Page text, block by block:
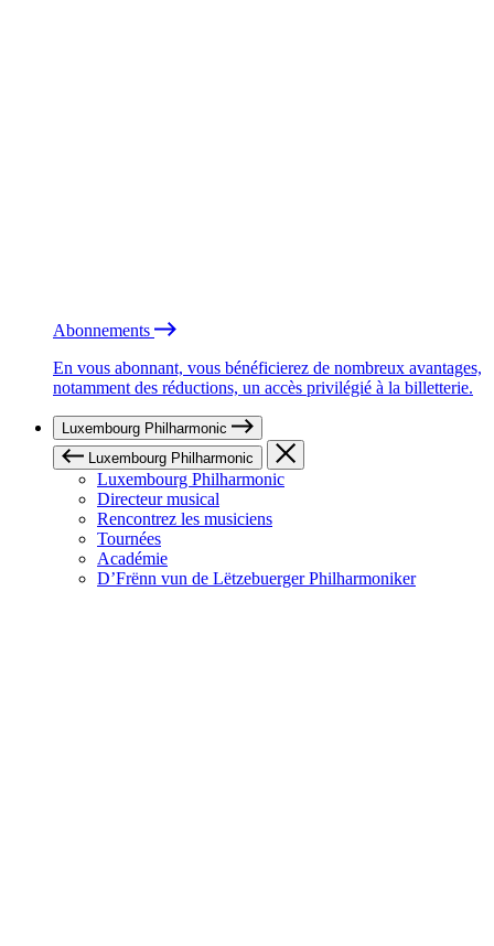
Abonnements
En vous abonnant, vous bénéficierez de nombreux avantages,
notamment des réductions, un accès privilégié à la billetterie.
Luxembourg Philharmonic
Luxembourg Philharmonic
Luxembourg Philharmonic
Directeur musical
Rencontrez les musiciens
Tournées
Académie
D’Frënn vun de Lëtzebuerger Philharmoniker